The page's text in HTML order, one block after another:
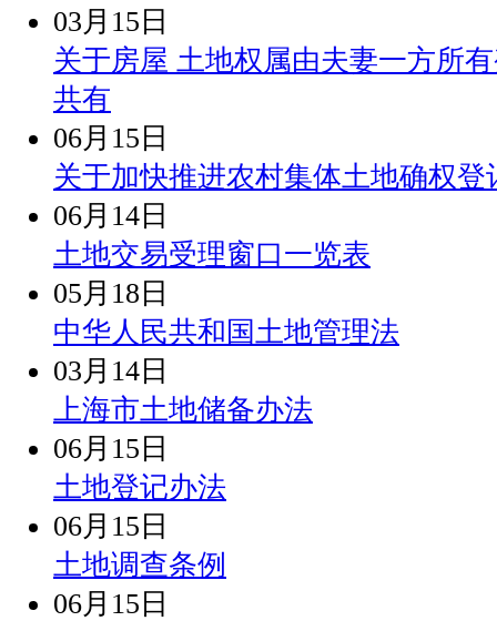
03月15日
关于房屋 土地权属由夫妻一方所
共有
06月15日
关于加快推进农村集体土地确权
06月14日
土地交易受理窗口一览表
05月18日
中华人民共和国土地管理法
03月14日
上海市土地储备办法
06月15日
土地登记办法
06月15日
土地调查条例
06月15日